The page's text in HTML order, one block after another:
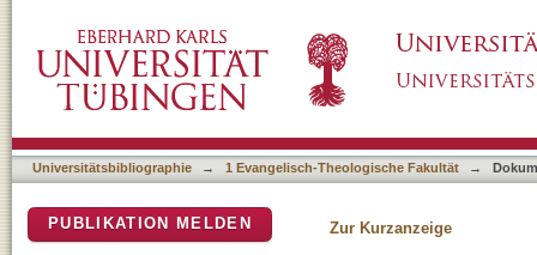
Universitätsbibliographie → 1 Evangelisch-Theologische Fakultät →
Zur Kurzanzeige
PUBLIKATION MELDEN